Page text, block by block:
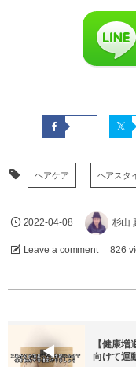
ヘアケア ヘアスタ
2022-04-08 杉山
Leave a comment 826
【健康
向けて運